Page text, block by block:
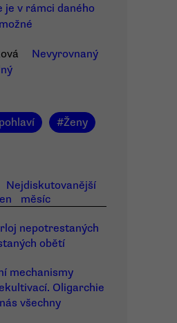
je v rámci daného
Nevyrovnaný
#Ženy
Nejdiskutovanější
měsíc
nepotrestaných
obětí
mechanismy
Oligarchie
všechny